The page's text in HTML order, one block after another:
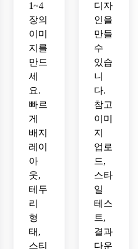
1~4
장의
이미
지를
만드
세
요.
빠르
게
배지
레이
아
웃,
테두
리
형
태,
스티
디자
인을
만들
수
있습
니
다.
참고
이미
지
업로
드,
스타
일
테스
트,
결과
다운